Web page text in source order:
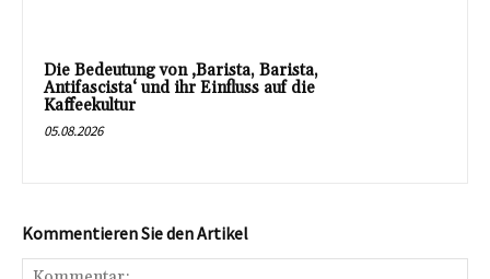
Die Bedeutung von ‚Barista, Barista,
Antifascista‘ und ihr Einfluss auf die
Kaffeekultur
05.08.2026
Kommentieren Sie den Artikel